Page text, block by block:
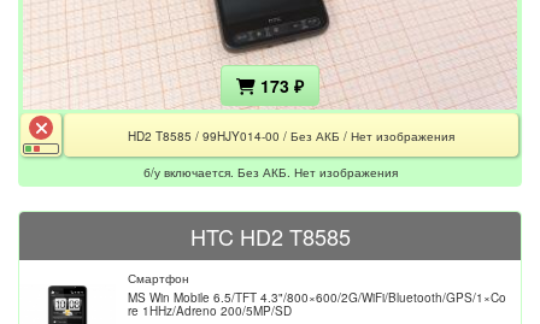
173 ₽
HD2 T8585 / 99HJY014-00 / Без АКБ / Нет изображения
б/у включается. Без АКБ. Нет изображения
HTC HD2 T8585
Смартфон
MS Win Mobile 6.5/TFT 4.3"/800×600/2G/WiFi/Bluetooth/GPS/1×Co
re 1HHz/Adreno 200/5MP/SD